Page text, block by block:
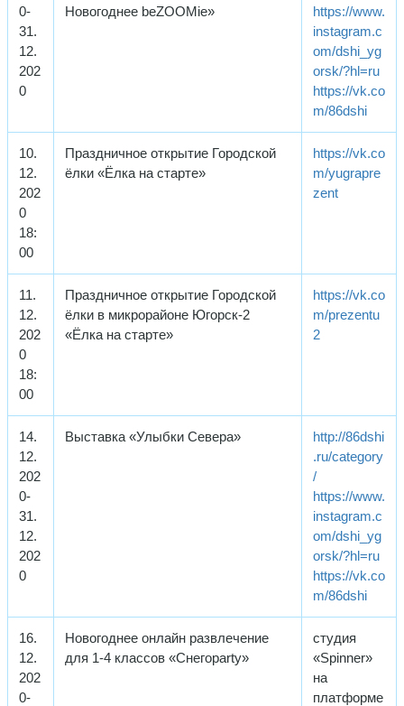
0-
31.
12.
202
0
Новогоднее beZOOMie»
https://www.
instagram.c
om/dshi_yg
orsk/?hl=ru
https://vk.co
m/86dshi
10.
12.
202
0
18:
00
Праздничное открытие Городской
ёлки «Ёлка на старте»
https://vk.co
m/yugrapre
zent
11.
12.
202
0
18:
00
Праздничное открытие Городской
ёлки в микрорайоне Югорск-2
«Ёлка на старте»
https://vk.co
m/prezentu
2
14.
12.
202
0-
31.
12.
202
0
Выставка «Улыбки Севера»
http://86dshi
.ru/category
/
https://www.
instagram.c
om/dshi_yg
orsk/?hl=ru
https://vk.co
m/86dshi
16.
12.
202
0-
Новогоднее онлайн развлечение
для 1-4 классов «Снегоparty»
студия
«Spinner»
на
платформе